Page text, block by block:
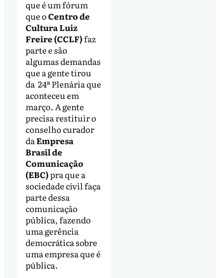
que é um fórum
que oCentro de
Cultura Luiz
Freire (CCLF)faz
parte e são
algumas demandas
que a gente tirou
da 24ª Plenária que
aconteceu em
março. A gente
precisa restituir o
conselho curador
daEmpresa
Brasil de
Comunicação
(EBC)pra que a
sociedade civil faça
parte dessa
comunicação
pública, fazendo
uma gerência
democrática sobre
uma empresa que é
pública.